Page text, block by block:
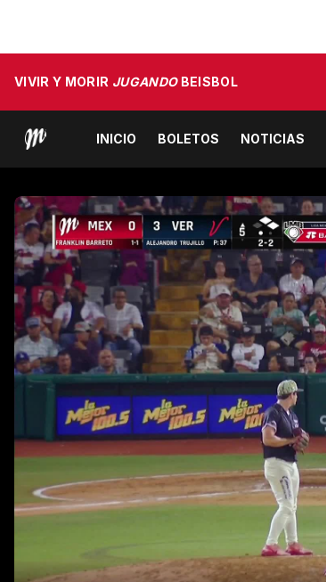
VIVIR Y MORIR JUGANDOBEISBOL
INICIO BOLETOS NOTICIAS